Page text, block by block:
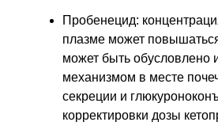
Пробенецид:
плазме может
может быть обусловлено
механизмом в месте
секреции и
корректировки дозы